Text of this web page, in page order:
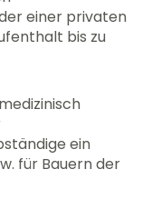
einer privaten
bis zu
ein
für Bauern der